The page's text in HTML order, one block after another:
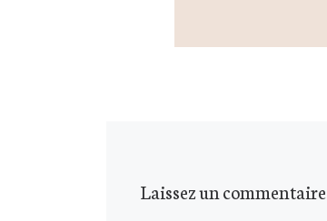
Laissez un commentaire